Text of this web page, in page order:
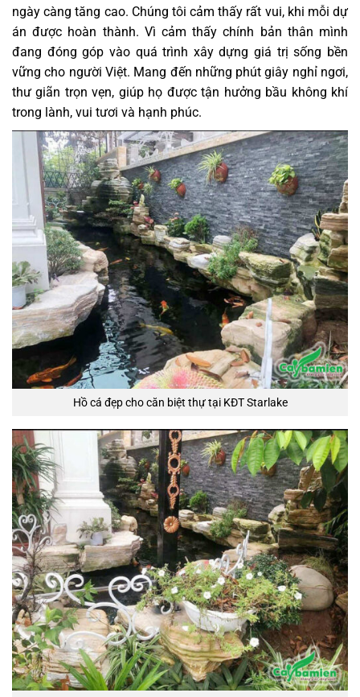
ngày càng tăng cao. Chúng tôi cảm thấy rất vui, khi mỗi dự
án được hoàn thành. Vì cảm thấy chính bản thân mình
đang đóng góp vào quá trình xây dựng giá trị sống bền
vững cho người Việt. Mang đến những phút giây nghỉ ngơi,
thư giãn trọn vẹn, giúp họ được tận hưởng bầu không khí
trong lành, vui tươi và hạnh phúc.
Hồ cá đẹp cho căn biệt thự tại KĐT Starlake